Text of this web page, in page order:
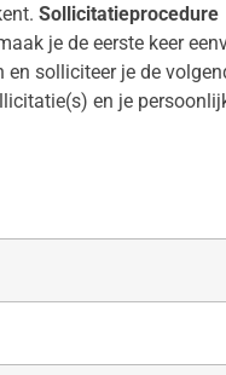
Sollicitatieprocedure
je de eerste keer
solliciteer je de
en je